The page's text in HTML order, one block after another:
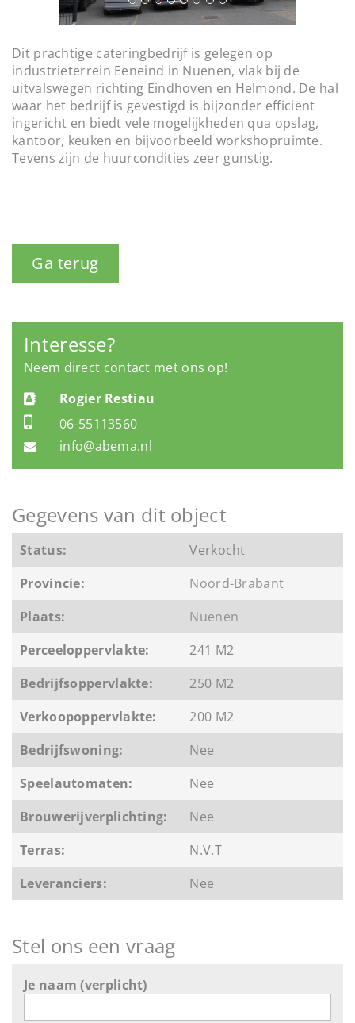
Dit prachtige cateringbedrijf is gelegen op
industrieterrein Eeneind in Nuenen, vlak bij de
uitvalswegen richting Eindhoven en Helmond. De hal
waar het bedrijf is gevestigd is bijzonder efficiënt
ingericht en biedt vele mogelijkheden qua opslag,
kantoor, keuken en bijvoorbeeld workshopruimte.
Tevens zijn de huurcondities zeer gunstig.
Ga terug
Interesse?
Neem direct contact met ons op!
Rogier Restiau
06-55113560
info@abema.nl
Gegevens van dit object
Status:
Verkocht
Provincie:
Noord-Brabant
Plaats:
Nuenen
Perceeloppervlakte:
241 M2
Bedrijfsoppervlakte:
250 M2
Verkoopoppervlakte:
200 M2
Bedrijfswoning:
Nee
Speelautomaten:
Nee
Brouwerijverplichting:
Nee
Terras:
N.V.T
Leveranciers:
Nee
Stel ons een vraag
Je naam (verplicht)